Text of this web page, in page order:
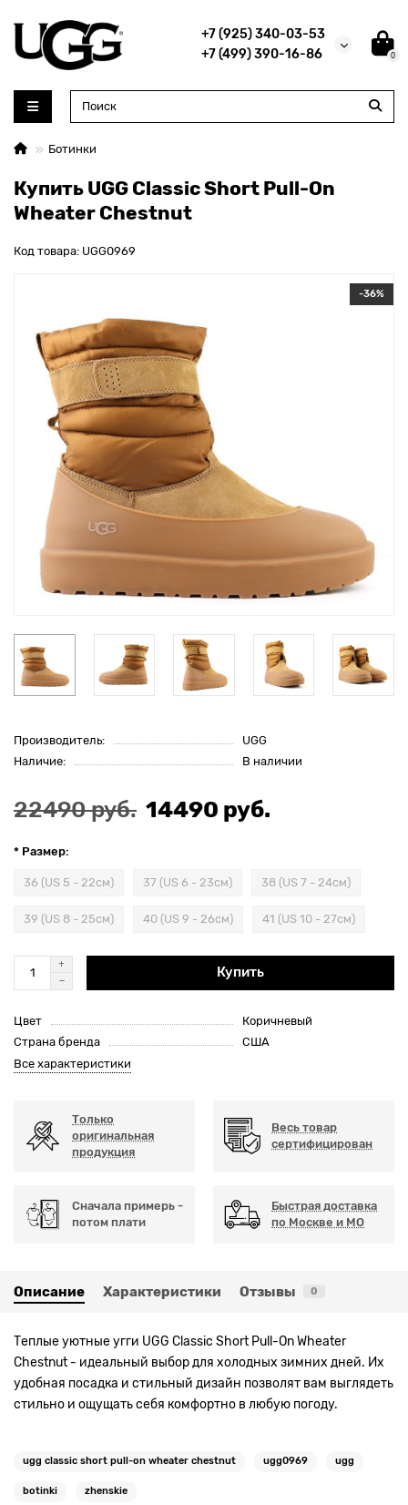
+7 (925) 340-03-53
+7 (499) 390-16-86
0
Ботинки
Купить UGG Classic Short Pull-On
Wheater Chestnut
Код товара: UGG0969
-36%
Производитель:
UGG
Наличие:
В наличии
22490 руб. 14490 руб.
* Размер:
36 (US 5 - 22см) 37 (US 6 - 23см) 38 (US 7 - 24см)
39 (US 8 - 25см) 40 (US 9 - 26см) 41 (US 10 - 27см)
Купить
Цвет
Коричневый
Страна бренда
США
Все характеристики
Только
оригинальная
продукция
Весь товар
сертифицирован
Сначала примерь -
потом плати
Быстрая доставка
по Москве и МО
Описание Характеристики Отзывы 0
Теплые уютные угги UGG Classic Short Pull-On Wheater
Chestnut - идеальный выбор для холодных зимних дней. Их
удобная посадка и стильный дизайн позволят вам выглядеть
стильно и ощущать себя комфортно в любую погоду.
ugg classic short pull-on wheater chestnut ugg0969 ugg
botinki zhenskie